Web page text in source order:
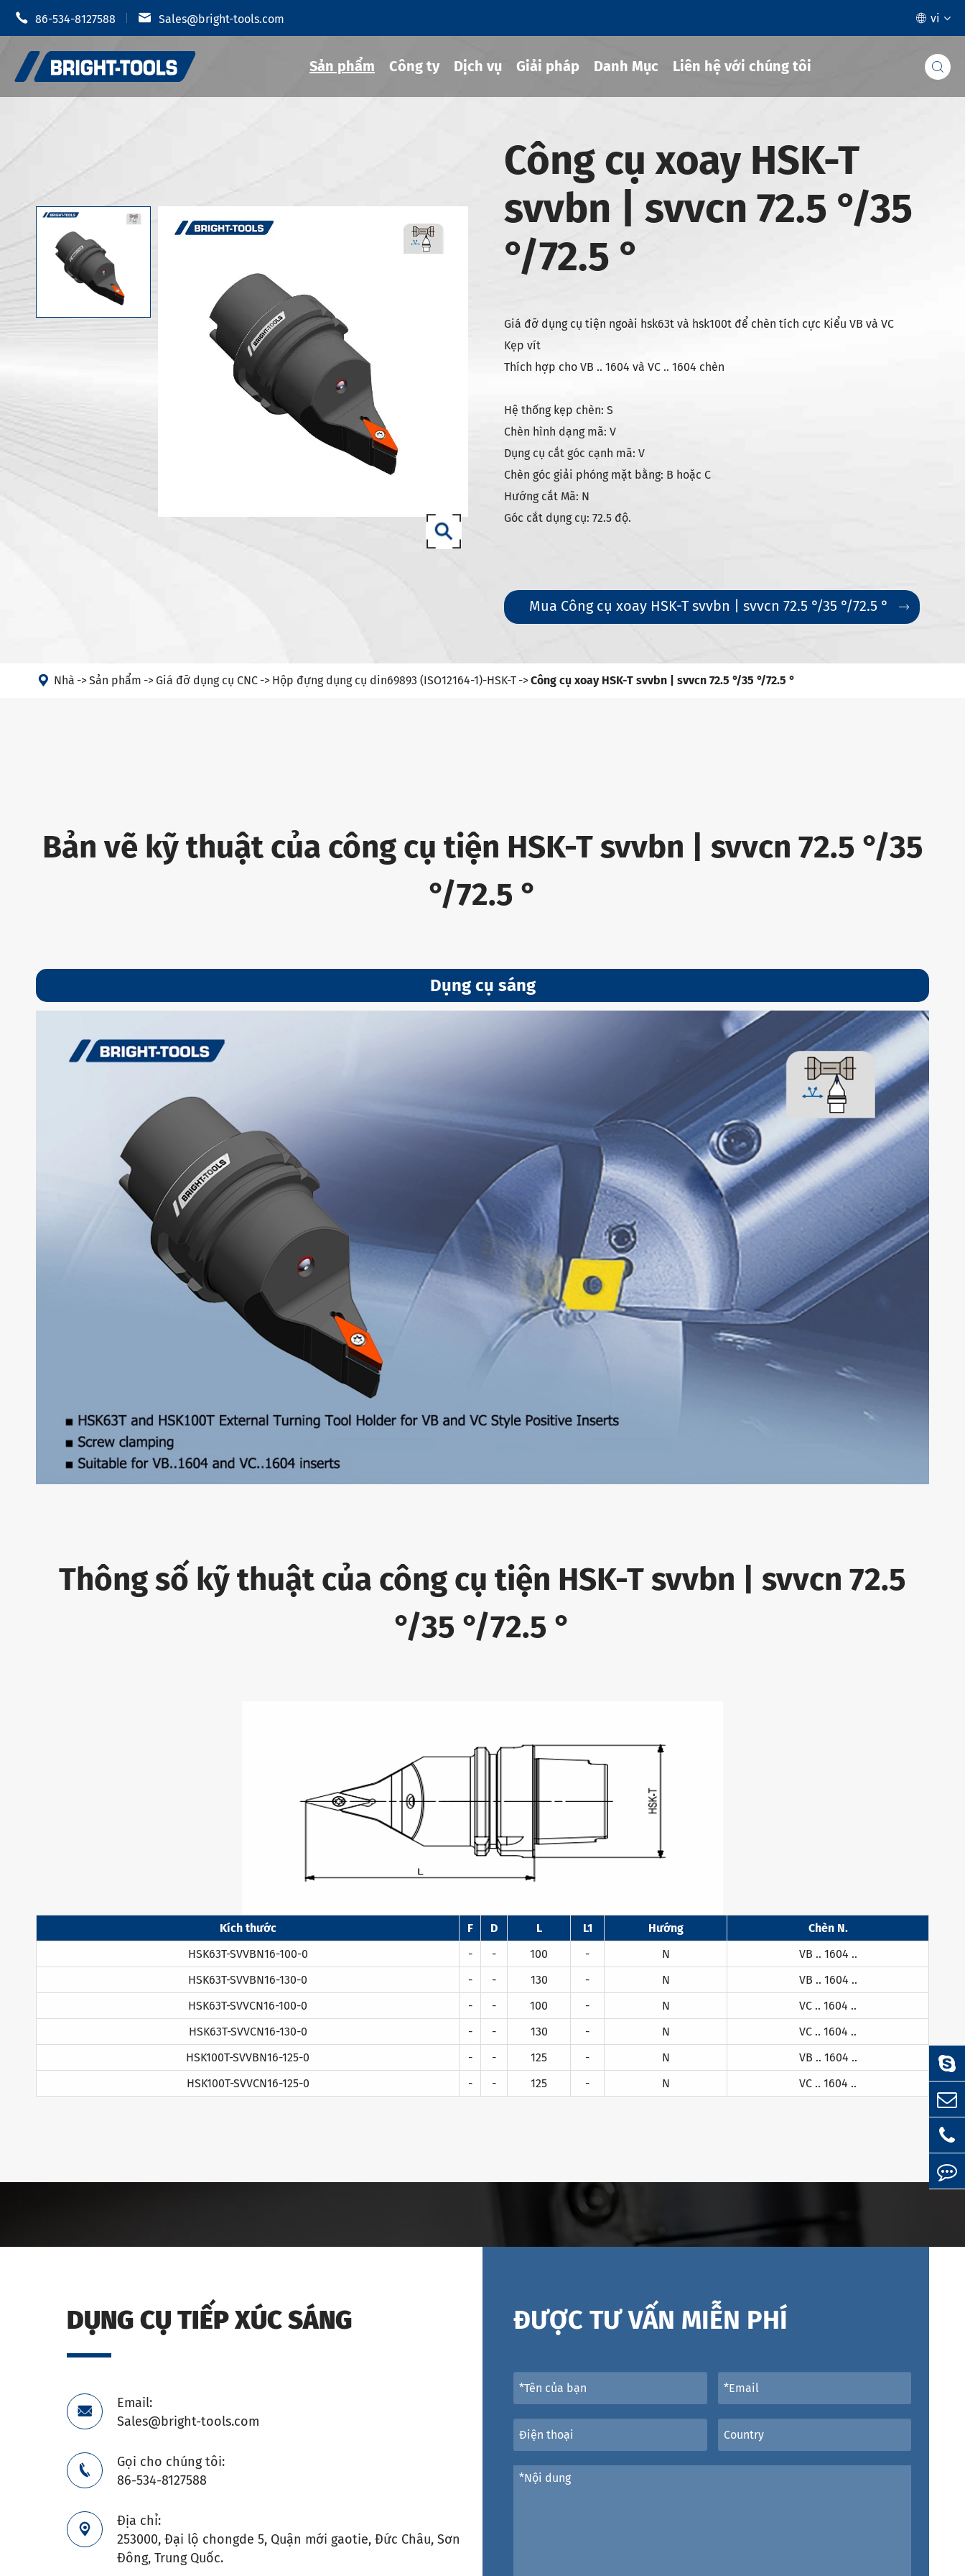
 86-534-8127588  Sales@bright-tools.com  vi
Sản phẩm
Công cụ tĩnh và điều khiển
Dụng cụ khoan
Phụ Kiện Giá đỡ dụng cụ
Chống rung
Máy
Giá đỡ dụng cụ MOD
Giá đỡ dụng cụ JIS B 6339-bt
Giá đỡ dụng cụ JIS B 6339-nbt
Giá đỡ dụng cụ DIN 69871-sk
Giá đỡ dụng cụ DIN 69871-iso
Hộp đựng dụng cụ Mèo/mèo ANSI b5.50
Giá đỡ dụng cụ DIN 69893 (ISO 12164) HSK-A
Giá đỡ dụng cụ DIN 69893 (ISO 12164) HSK-E
Giá đỡ dụng cụ DIN 69893 (ISO 12164) HSK-F
Hộp đựng dụng cụ din69893 (ISO12164-1)-
Công ty Dịch vụ Giải pháp Danh Mục Liên hệ với chúng tôi 
Công cụ xoay HSK-T
svvbn | svvcn 72.5 °/35
°/72.5 °
Giá đỡ dụng cụ tiện ngoài hsk63t và hsk100t để chèn tích cực Kiểu VB và VC
Kẹp vít
Thích hợp cho VB .. 1604 và VC .. 1604 chèn
Hệ thống kẹp chèn: S
Chèn hình dạng mã: V
Dụng cụ cắt góc cạnh mã: V
Chèn góc giải phóng mặt bằng: B hoặc C
Hướng cắt Mã: N
Góc cắt dụng cụ: 72.5 độ.
Mua Công cụ xoay HSK-T svvbn | svvcn 72.5 °/35 °/72.5 ° 
 Nhà Sản phẩm Giá đỡ dụng cụ CNC Hộp đựng dụng cụ din69893 (ISO12164-1)-HSK-T Công cụ xoay HSK-T svvbn | svvcn 72.5 °/35 °/72.5 °
Bản vẽ kỹ thuật của công cụ tiện HSK-T svvbn | svvcn 72.5 °/35
°/72.5 °
Dụng cụ sáng
Thông số kỹ thuật của công cụ tiện HSK-T svvbn | svvcn 72.5
°/35 °/72.5 °
Kích thước F D L L1 Hướng
Chèn N.
HSK63T-SVVBN16-100-0
- - 100 - N
VB .. 1604 ..
HSK63T-SVVBN16-130-0
- - 130 - N
VB .. 1604 ..
HSK63T-SVVCN16-100-0
- - 100 - N
VC .. 1604 ..
HSK63T-SVVCN16-130-0
- - 130 - N
VC .. 1604 ..
HSK100T-SVVBN16-125-0
- - 125 - N
VB .. 1604 ..
HSK100T-SVVCN16-125-0
- - 125 - N VC .. 1604 ..
DỤNG CỤ TIẾP XÚC SÁNG

Email:
Sales@bright-tools.com

Gọi cho chúng tôi:
86-534-8127588

Địa chỉ:
253000, Đại lộ chongde 5, Quận mới gaotie, Đức Châu, Sơn
Đông, Trung Quốc.
ĐƯỢC TƯ VẤN MIỄN PHÍ